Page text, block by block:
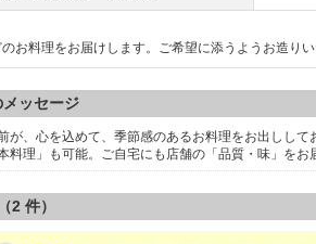
お料理をお届けします。ご希望に添うようお造り
ッセージ
が、心を込めて、季節感のあるお料理をお出しし
料理」も可能。ご自宅にも店舗の「品質・味」をお
2 件）